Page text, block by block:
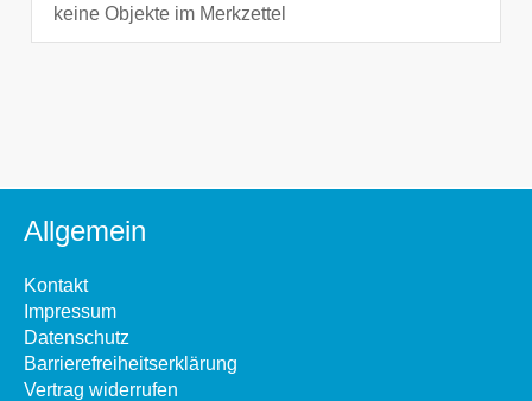
keine Objekte im Merkzettel
Allgemein
Kontakt
Impressum
Datenschutz
Barrierefreiheitserklärung
Vertrag widerrufen